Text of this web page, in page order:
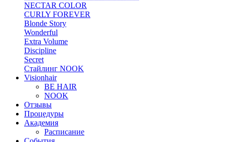
NECTAR COLOR
CURLY FOREVER
Blonde Story
Wonderful
Extra Volume
Discipline
Secret
Стайлинг NOOK
Visionhair
BE HAIR
NOOK
Отзывы
Процедуры
Академия
Расписание